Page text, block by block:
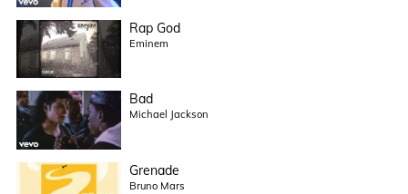
Rap God
Eminem
Bad
Michael Jackson
Grenade
Bruno Mars